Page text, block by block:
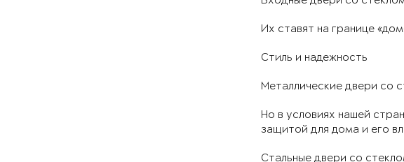
Их ставят на границе
Стиль и надежность
Металлические двери со
Но в условиях нашей
защитой для дома и его
Стальные двери со